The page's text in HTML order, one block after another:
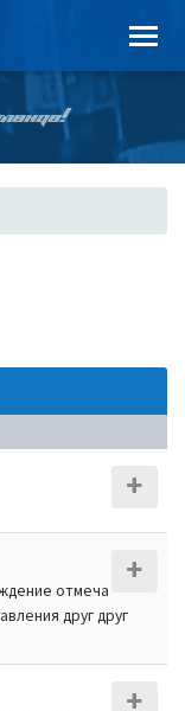
отмеча
друг друг